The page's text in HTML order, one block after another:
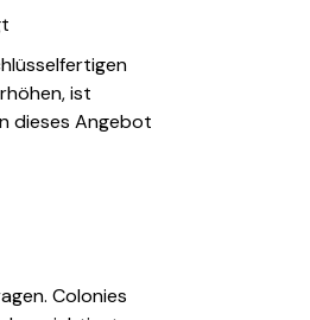
ist
dieses Angebot
Colonies